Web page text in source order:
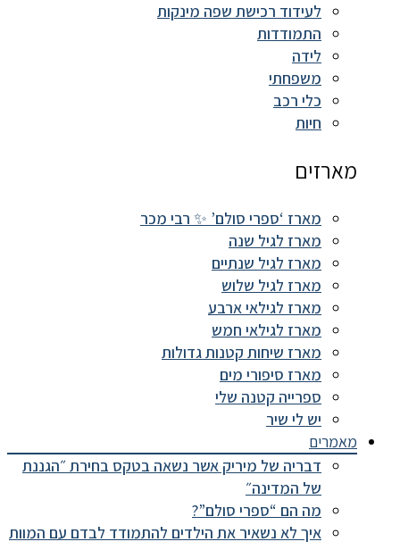
לעידוד רכישת שפה מינקות
התמודדות
לידה
משפחתי
כלי רכב
חיות
מארזים
מארז ‘ספרי סולם’ ✨ רבי מכר
מארז לגיל שנה
מארז לגיל שנתיים
מארז לגיל שלוש
מארז לגילאי ארבע
מארז לגילאי חמש
מארז שיחות קטנות גדולות
מארז סיפורי מים
ספרייה קטנה שלי
יש לי שיר
מאמרים
דבריה של מיריק אשר נשאה בטקס בחירת ״הגננת
של המדינה״
מה הם “ספרי סולם”?
איך לא נשאיר את הילדים להתמודד לבדם עם המוות